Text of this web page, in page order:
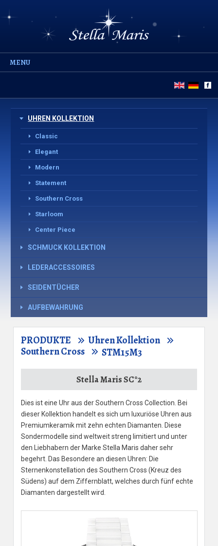
MENU
UHREN KOLLEKTION
Classic
Elegant
Modern
Statement
Southern Cross
Starloom
Center Piece
SCHMUCK KOLLEKTION
LEDERACCESSOIRES
SEIDENTÜCHER
AUFBEWAHRUNG
PRODUKTE
Uhren Kollektion
Southern Cross
STM15M3
Stella Maris SC°2
Dies ist eine Uhr aus der Southern Cross Collection. Bei
dieser Kollektion handelt es sich um luxuriöse Uhren aus
Premiumkeramik mit zehn echten Diamanten. Diese
Sondermodelle sind weltweit streng limitiert und unter
den Liebhabern der Marke Stella Maris daher sehr
begehrt. Das Besondere an diesen Uhren: Die
Sternenkonstellation des Southern Cross (Kreuz des
Südens) auf dem Ziffernblatt, welches durch fünf echte
Diamanten dargestellt wird.